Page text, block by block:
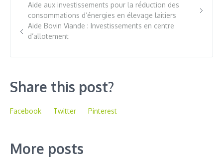
Aide aux investissements pour la réduction des
consommations d’énergies en élevage laitiers
Aide Bovin Viande : Investissements en centre
d’allotement
Share this post?
Facebook Twitter Pinterest
More posts